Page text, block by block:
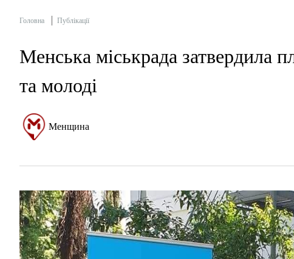
Головна Публікації
Менська міськрада затвердила
та молоді
Менщина